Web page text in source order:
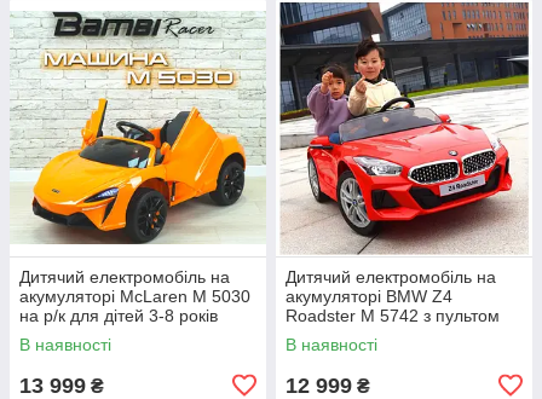
Дитячий електромобіль на
акумуляторі McLaren M 5030
на р/к для дітей 3-8 років
автопофарбування
жовтогарячий
В наявності
13 999 ₴
Дитячий електромобіль на
акумуляторі BMW Z4
Roadster M 5742 з пультом
для дітей 3-8 років Червоний
В наявності
12 999 ₴